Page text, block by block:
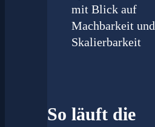
mit Blick auf
Machbarkeit und
Skalierbarkeit
So läuft die